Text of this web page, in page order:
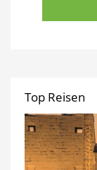
Top Reisen